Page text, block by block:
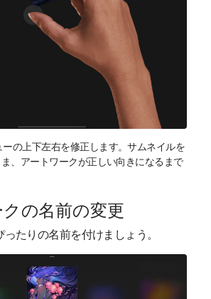
の上下左右を修正します。サムネイルを
、アートワークが正しい向きになるまで
の名前の変更
たりの名前を付けましょう。